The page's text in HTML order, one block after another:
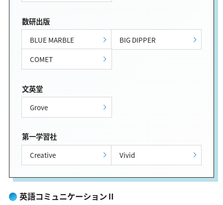
数研出版
BLUE MARBLE
BIG DIPPER
COMET
文英堂
Grove
第一学習社
Creative Vivid
英語コミュニケーションⅡ